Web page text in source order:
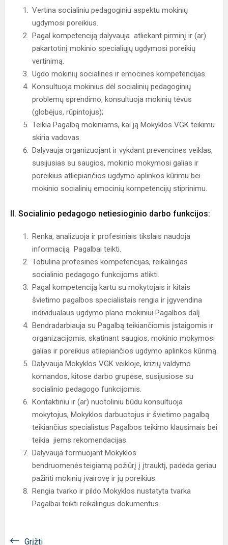
Vertina socialiniu pedagoginiu aspektu mokinių
ugdymosi poreikius.
Pagal kompetenciją dalyvauja atliekant pirminį ir (ar)
pakartotinį mokinio specialiųjų ugdymosi poreikių
vertinimą.
Ugdo mokinių socialines ir emocines kompetencijas.
Konsultuoja mokinius dėl socialinių pedagoginių
problemų sprendimo, konsultuoja mokinių tėvus
(globėjus, rūpintojus);
Teikia Pagalbą mokiniams, kai ją Mokyklos VGK teikimu
skiria vadovas.
Dalyvauja organizuojant ir vykdant prevencines veiklas,
susijusias su saugios, mokinio mokymosi galias ir
poreikius atliepiančios ugdymo aplinkos kūrimu bei
mokinio socialinių emocinių kompetencijų stiprinimu.
II. Socialinio pedagogo netiesioginio darbo funkcijos:
Renka, analizuoja ir profesiniais tikslais naudoja
informaciją Pagalbai teikti.
Tobulina profesines kompetencijas, reikalingas
socialinio pedagogo funkcijoms atlikti.
Pagal kompetenciją kartu su mokytojais ir kitais
švietimo pagalbos specialistais rengia ir įgyvendina
individualaus ugdymo plano mokiniui Pagalbos dalį.
Bendradarbiauja su Pagalbą teikiančiomis įstaigomis ir
organizacijomis, skatinant saugios, mokinio mokymosi
galias ir poreikius atliepiančios ugdymo aplinkos kūrimą.
Dalyvauja Mokyklos VGK veikloje, krizių valdymo
komandos, kitose darbo grupėse, susijusiose su
socialinio pedagogo funkcijomis.
Kontaktiniu ir (ar) nuotoliniu būdu konsultuoja
mokytojus, Mokyklos darbuotojus ir švietimo pagalbą
teikiančius specialistus Pagalbos teikimo klausimais bei
teikia jiems rekomendacijas.
Dalyvauja formuojant Mokyklos
bendruomenės teigiamą požiūrį į įtrauktį, padėda geriau
pažinti mokinių įvairovę ir jų poreikius.
Rengia tvarko ir pildo Mokyklos nustatyta tvarka
Pagalbai teikti reikalingus dokumentus.
Grįžti